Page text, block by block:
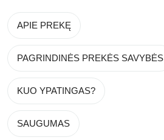
APIE PREKĘ
PAGRINDINĖS PREKĖS SAVYBĖS
KUO YPATINGAS?
SAUGUMAS